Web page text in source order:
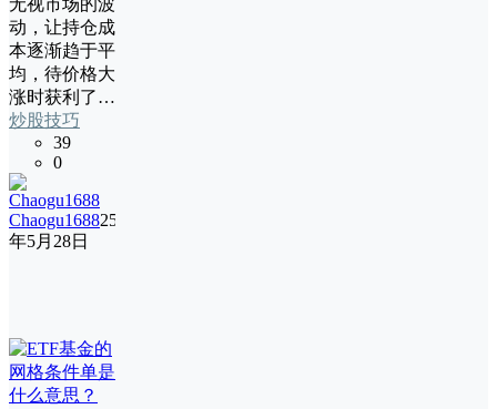
无视市场的波
动，让持仓成
本逐渐趋于平
均，待价格大
涨时获利了…
炒股技巧
39
0
Chaogu168825
年5月28日